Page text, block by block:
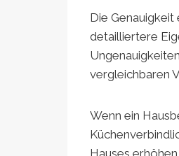
Die Genauigkeit
detailliertere
vergleichbaren
Wenn ein
Hauses